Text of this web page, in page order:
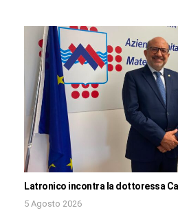
Latronico incontra la dottoressa
5 Agosto 2026